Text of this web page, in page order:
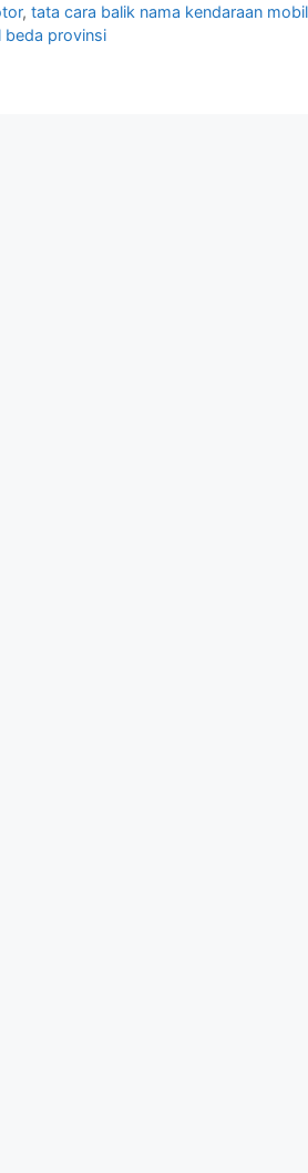
, tata cara balik nama kendaraan mobil
beda provinsi